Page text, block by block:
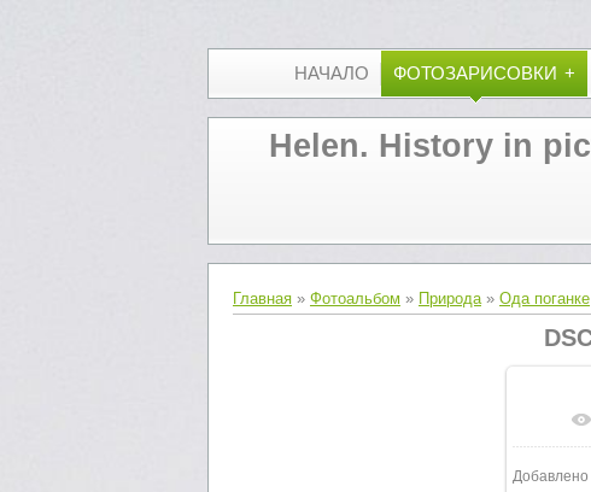
НАЧАЛО ФОТОЗАРИСОВКИ
Helen. History in
Главная » Фотоальбом » Природа» Ода поганке
В
Добавлено